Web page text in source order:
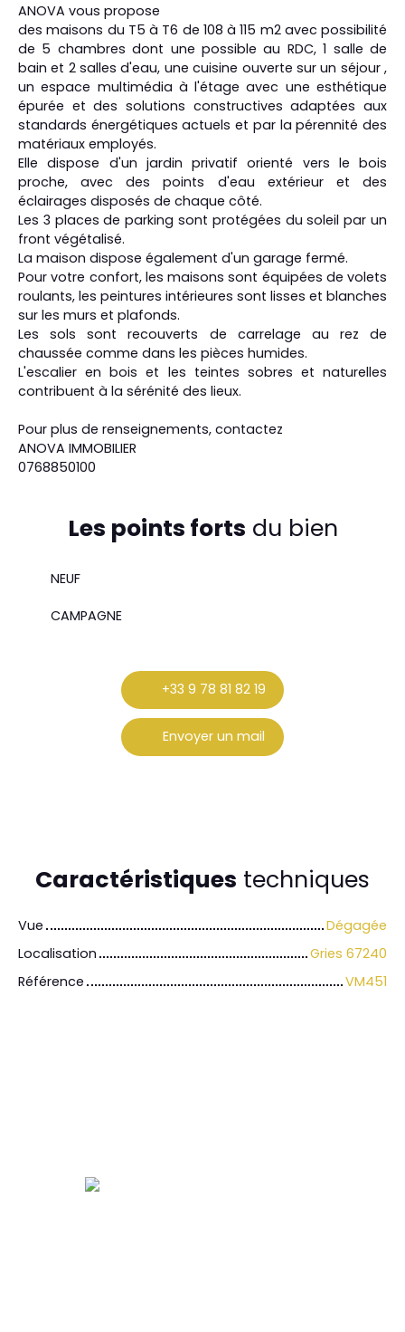
ANOVA vous propose
des maisons du T5 à T6 de 108 à 115 m2 avec possibilité
de 5 chambres dont une possible au RDC, 1 salle de
bain et 2 salles d'eau, une cuisine ouverte sur un séjour ,
un espace multimédia à l'étage avec une esthétique
épurée et des solutions constructives adaptées aux
standards énergétiques actuels et par la pérennité des
matériaux employés.
Elle dispose d'un jardin privatif orienté vers le bois
proche, avec des points d'eau extérieur et des
éclairages disposés de chaque côté.
Les 3 places de parking sont protégées du soleil par un
front végétalisé.
La maison dispose également d'un garage fermé.
Pour votre confort, les maisons sont équipées de volets
roulants, les peintures intérieures sont lisses et blanches
sur les murs et plafonds.
Les sols sont recouverts de carrelage au rez de
chaussée comme dans les pièces humides.
L'escalier en bois et les teintes sobres et naturelles
contribuent à la sérénité des lieux.
Pour plus de renseignements, contactez
ANOVA IMMOBILIER
0768850100
Les points forts du bien
NEUF
CAMPAGNE
+33 9 78 81 82 19
Envoyer un mail
Caractéristiques techniques
Vue
Dégagée
Localisation
Gries 67240
Référence
VM451